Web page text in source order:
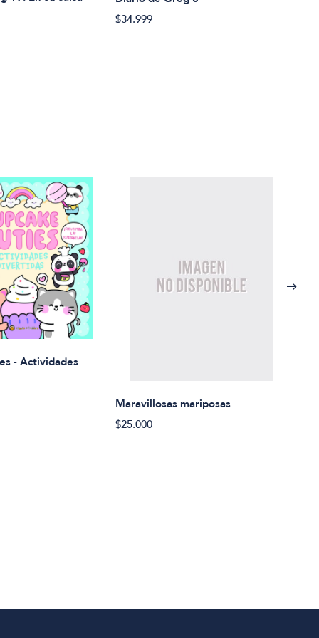
$34.999
- Actividades
Maravillosas mariposas
$25.000